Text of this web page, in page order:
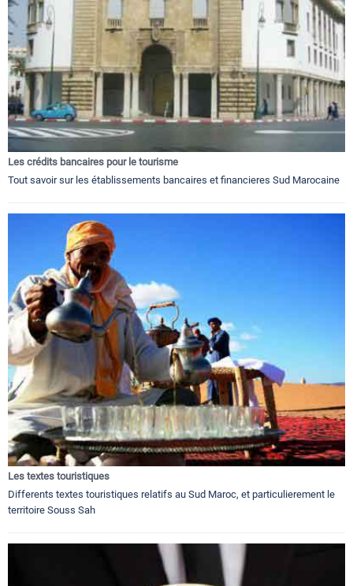
Les crédits bancaires pour le tourisme
Tout savoir sur les établissements bancaires et financieres Sud Marocaine
Les textes touristiques
Differents textes touristiques relatifs au Sud Maroc, et particulierement le
territoire Souss Sah